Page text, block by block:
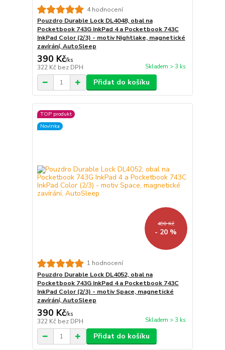
4 hodnocení
Pouzdro Durable Lock DL4048, obal na
Pocketbook 743G InkPad 4 a Pocketbook 743C
InkPad Color (2/3) - motiv Nightlake, magnetické
zavírání, AutoSleep
390 Kč/ks
322 Kč bez DPH Skladem > 3 ks
Přidat do košíku
TOP produkt
Novinka
490 Kč
- 20 %
1 hodnocení
Pouzdro Durable Lock DL4052, obal na
Pocketbook 743G InkPad 4 a Pocketbook 743C
InkPad Color (2/3) - motiv Space, magnetické
zavírání, AutoSleep
390 Kč/ks
322 Kč bez DPH Skladem > 3 ks
Přidat do košíku